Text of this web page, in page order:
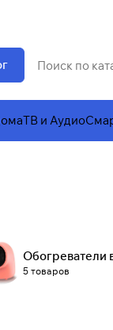
ТВ и Аудио
Обогреватели
5 товаров